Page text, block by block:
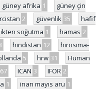
güney afrika 1
güney çin
2 güvenlik 35
hafif
soğutma 1 hamas 2
hindistan 12
hirosima-
5 hrw 31
Human
67 ICAN 3 IFOR 2
1 inan mayıs aru 1